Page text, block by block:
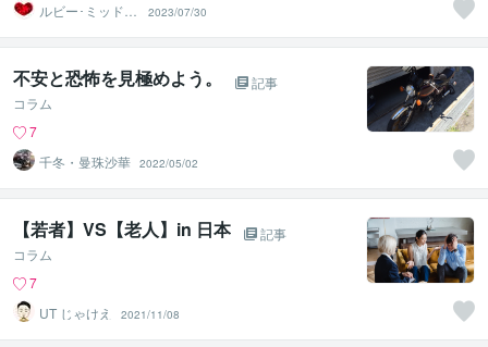
ルビー･ミッドナ
イト
2023/07/30
不安と恐怖を見極めよう。
記事
コラム
7
千冬・曼珠沙華 2022/05/02
【若者】VS【老人】in 日本
記事
コラム
7
UT じゃけえ
2021/11/08